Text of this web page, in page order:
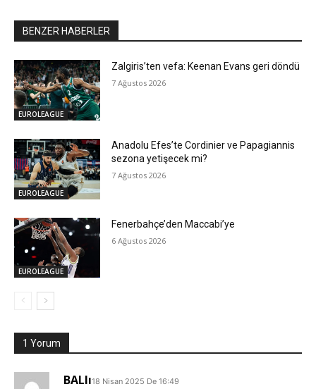
BENZER HABERLER
EUROLEAGUE
Zalgiris’ten vefa: Keenan Evans geri döndü
7 Ağustos 2026
EUROLEAGUE
Anadolu Efes’te Cordinier ve Papagiannis
sezona yetişecek mi?
7 Ağustos 2026
EUROLEAGUE
Fenerbahçe’den Maccabi’ye
6 Ağustos 2026
1 Yorum
BALlı18 Nisan 2025 De 16:49